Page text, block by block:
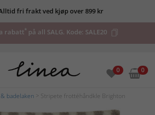
fri frakt ved kjøp over 899 kr
rabatt* på all SALG. Kode: SALE20
0 0
badelaken > Stripete frottéhåndkle Brighton